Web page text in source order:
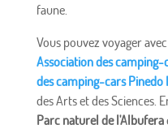
faune.
Vous pouvez voyager
Association des camping-
des camping-cars Pinedo
des Arts et des Sciences.
Parc naturel de l'Albufera